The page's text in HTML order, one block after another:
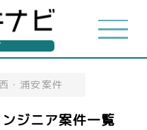
・浦安案件
ジニア案件一覧